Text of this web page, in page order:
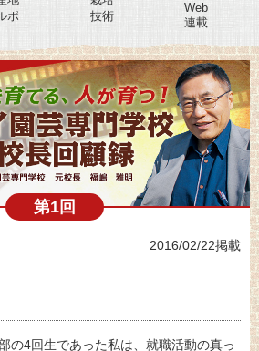
ポ
技術
Web
連載
第1回
2016/02/22掲載
の4回生であった私は、就職活動の真っ